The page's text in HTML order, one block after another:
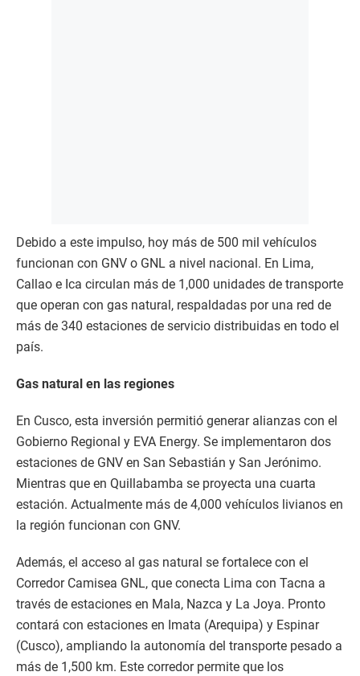
Debido a este impulso, hoy más de 500 mil vehículos
funcionan con GNV o GNL a nivel nacional. En Lima,
Callao e Ica circulan más de 1,000 unidades de transporte
que operan con gas natural, respaldadas por una red de
más de 340 estaciones de servicio distribuidas en todo el
país.
Gas natural en las regiones
En Cusco, esta inversión permitió generar alianzas con el
Gobierno Regional y EVA Energy. Se implementaron dos
estaciones de GNV en San Sebastián y San Jerónimo.
Mientras que en Quillabamba se proyecta una cuarta
estación. Actualmente más de 4,000 vehículos livianos en
la región funcionan con GNV.
Además, el acceso al gas natural se fortalece con el
Corredor Camisea GNL, que conecta Lima con Tacna a
través de estaciones en Mala, Nazca y La Joya. Pronto
contará con estaciones en Imata (Arequipa) y Espinar
(Cusco), ampliando la autonomía del transporte pesado a
más de 1,500 km. Este corredor permite que los